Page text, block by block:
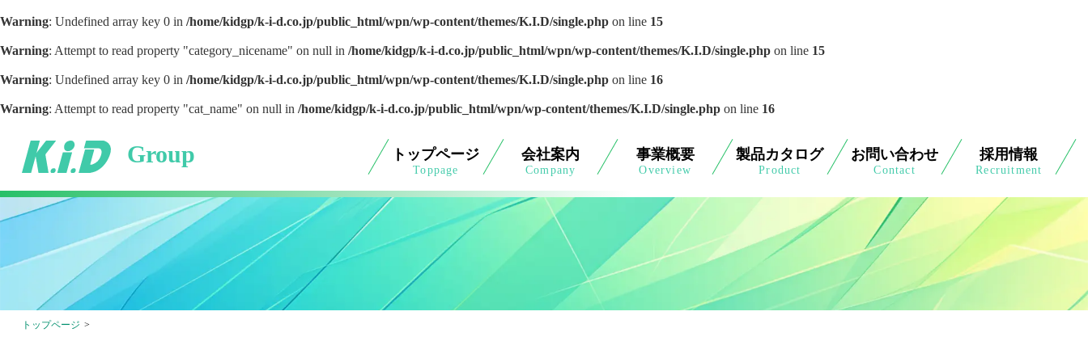
Warning: Undefined array key 0 in /home/kidgp/k-i-d.co.jp/public_html/wpn/wp-content/themes/K.I.D/single.php on line 15
Warning: Attempt to read property "category_nicename" on null in /home/kidgp/k-i-d.co.jp/public_html/wpn/wp-content/themes/K.I.D/single.php on line 15
Warning: Undefined array key 0 in /home/kidgp/k-i-d.co.jp/public_html/wpn/wp-content/themes/K.I.D/single.php on line 16
Warning: Attempt to read property "cat_name" on null in /home/kidgp/k-i-d.co.jp/public_html/wpn/wp-content/themes/K.I.D/single.php on line 16
Group トップページ
Toppage
会社案内
Company
事業概要
Overview
製品カタログ
Product
お問い合わせ
Contact
採用情報
Recruitment
トップページ >